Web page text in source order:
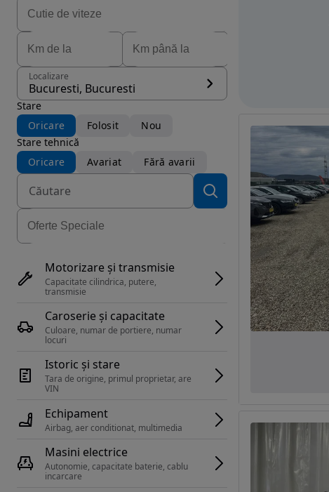
Localizare
Bucuresti, Bucuresti
Stare
Oricare
Folosit
Nou
Stare tehnică
Oricare
Avariat Fără avarii
Motorizare și transmisie
Capacitate cilindrica, putere,
transmisie
Caroserie și capacitate
Culoare, numar de portiere, numar
locuri
Istoric și stare
Tara de origine, primul proprietar, are
Echipament
Airbag, aer conditionat, multimedia
Masini electrice
Autonomie, capacitate baterie, cablu